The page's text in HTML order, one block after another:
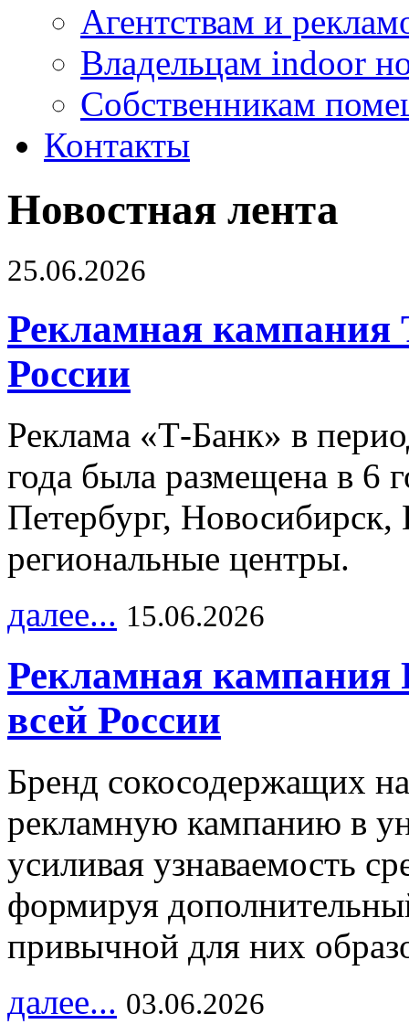
Агентствам и
Владельцам indoor
Собственникам
Контакты
Новостная лента
25.06.2026
Рекламная кампания
России
Реклама «Т-Банк» в
года была размещена в 6
Петербург,
региональные центры.
далее... 15.06.2026
Рекламная
всей России
Бренд сокосодержащих
рекламную кампанию в
усиливая узнаваемость
формируя
привычной для них
далее... 03.06.2026